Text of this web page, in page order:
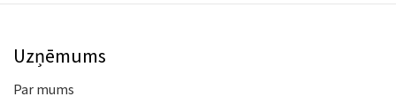
Uzņēmums
Par mums